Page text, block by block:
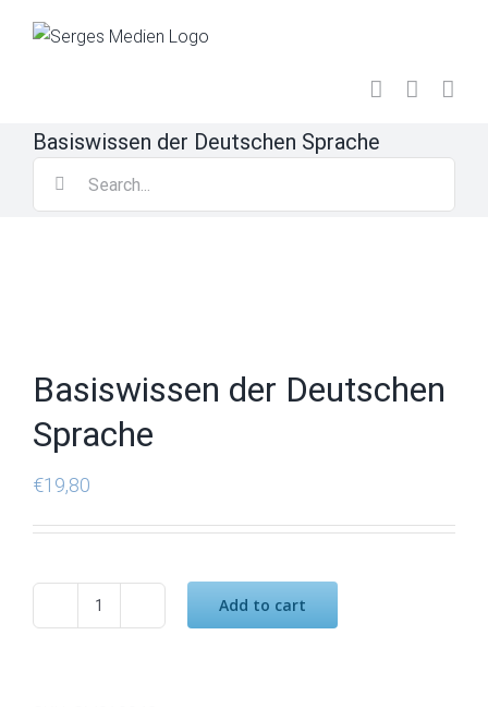
Basiswissen der Deutschen Sprache
for:
Basiswissen der Deutschen
Sprache
€19,80
Add to cart